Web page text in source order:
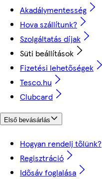
Akadálymentesség
Hova szállítunk?
Szolgáltatás díjak
Süti beállítások
Fizetési lehetőségek
Tesco.hu
Clubcard
Első bevásárlás
Hogyan rendelj tőlünk?
Regisztráció
Idősáv foglalása